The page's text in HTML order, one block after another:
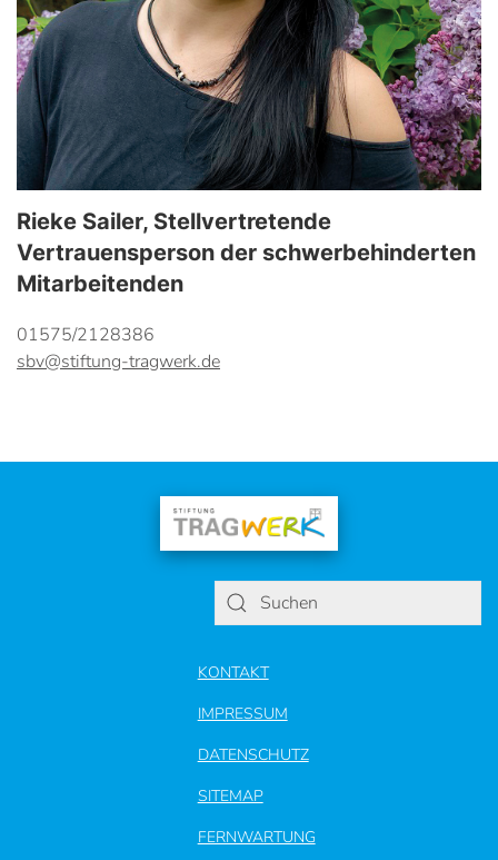
Rieke Sailer, Stellvertretende
Vertrauensperson der schwerbehinderten
Mitarbeitenden
01575/2128386
sbv@stiftung-tragwerk.de
KONTAKT
IMPRESSUM
DATENSCHUTZ
SITEMAP
FERNWARTUNG